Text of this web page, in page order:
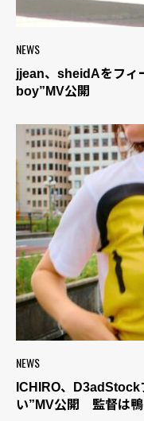
NEWS
jjean、sheidAをフィ
boy”MV公開
NEWS
ICHIRO、D3adStock
い”MV公開 監督は